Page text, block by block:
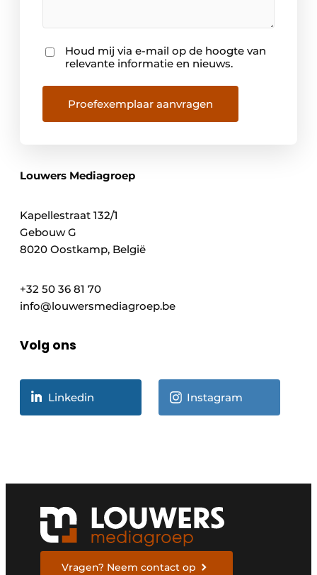
Nieuwsbrief
Houd mij via e-mail op de hoogte van
relevante informatie en nieuws.
Proefexemplaar aanvragen
Louwers Mediagroep
Kapellestraat 132/1
Gebouw G
8020 Oostkamp, België
+32 50 36 81 70
info@louwersmediagroep.be
Volg ons
Linkedin Instagram
Vragen? Neem contact op